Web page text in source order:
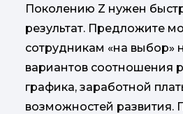
Поколению Z нужен
результат. Предложите
сотрудникам «на выбор»
вариантов соотношения
графика, заработной
возможностей развития.